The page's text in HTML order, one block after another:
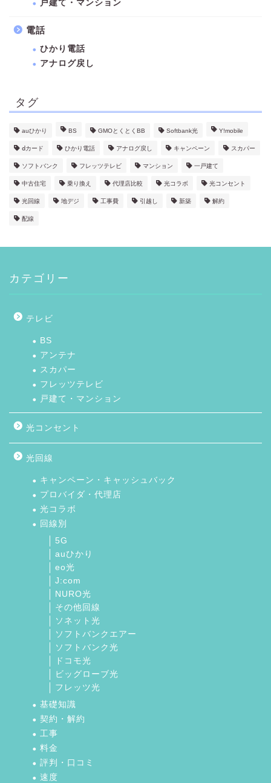
戸建て・マンション
電話
ひかり電話
アナログ戻し
タグ
auひかり BS GMOとくとくBB Softbank光 Y!mobile
ⅾカード ひかり電話 アナログ戻し キャンペーン スカパー
ソフトバンク フレッツテレビ マンション 一戸建て
中古住宅 乗り換え 代理店比較 光コラボ 光コンセント
光回線 地デジ 工事費 引越し 新築 解約
配線
カテゴリー
テレビ
BS
アンテナ
スカパー
フレッツテレビ
戸建て・マンション
光コンセント
光回線
キャンペーン・キャッシュバック
プロバイダ・代理店
光コラボ
回線別
5G
auひかり
eo光
J:com
NURO光
その他回線
ソネット光
ソフトバンクエアー
ソフトバンク光
ドコモ光
ビッグローブ光
フレッツ光
基礎知識
契約・解約
工事
料金
評判・口コミ
速度